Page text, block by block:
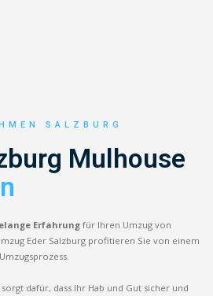
SALZBURG
Mulhouse
Erfahrung für Ihren Umzug von
Eder Salzburg profitieren Sie von einem
sorgt dafür, dass Ihr Hab und Gut sicher und